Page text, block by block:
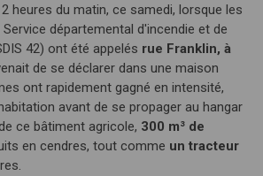
heures du matin, ce samedi, lorsque les
départemental d'incendie et de
42) ont été appelés rue Franklin, à
de se déclarer dans une maison
ont rapidement gagné en intensité,
avant de se propager au hangar
ce bâtiment agricole, 300 m³ de
en cendres, tout comme un tracteur